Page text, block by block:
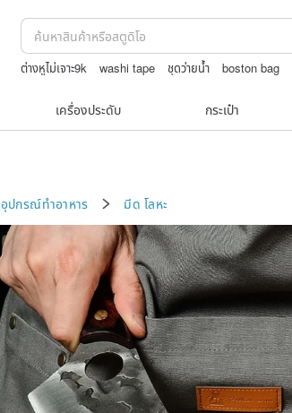
ต่างหูไม่เจาะ9k washi tape ชุดว่ายน้ำ boston bag
เครื่องประดับ กระเป๋า
อุปกรณ์ทำอาหาร มีด โลหะ